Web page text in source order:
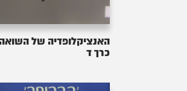
האנציקלופדיה של
כרך ד